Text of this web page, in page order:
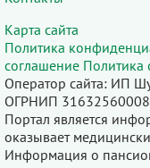
Карта сайта
Политика
соглашение Политика
Оператор сайта: ИП
ОГРНИП
Портал является
оказывает
Информация о